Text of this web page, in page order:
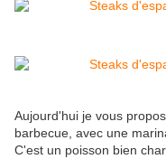
Aujourd'hui je vous
barbecue, avec une
C'est un poisson bien